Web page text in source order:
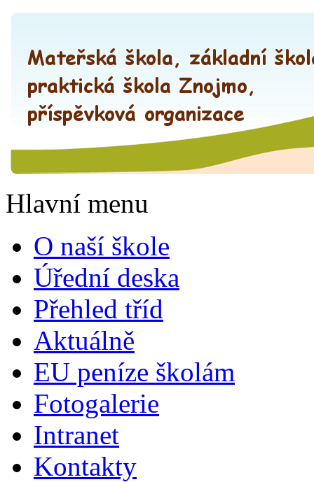
Hlavní menu
O naší škole
Úřední deska
Přehled tříd
Aktuálně
EU peníze školám
Fotogalerie
Intranet
Kontakty